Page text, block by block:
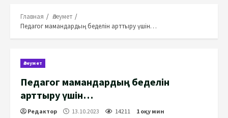
Главная
Әлеумет
Педагог мамандардың беделін арттыру үшін…
Әлеумет
Педагог мамандардың беделін
арттыру үшін…
Редактор 13.10.2023 14211 1 оқу мин